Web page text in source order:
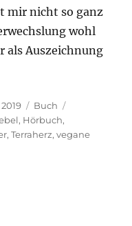
mir nicht so ganz
wohl
als Auszeichnung
Kategorien
Buch
, Hörbuch,
,Terraherz,vegane